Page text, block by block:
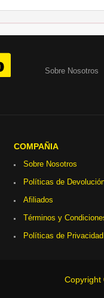
Sobre Nosotros
COMPAÑIA
Sobre Nosotros
Políticas de
Afiliados
Términos y
Políticas de Privacidad
Copyright